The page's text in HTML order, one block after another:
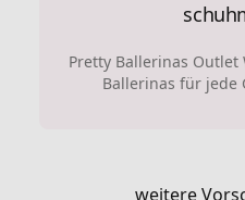
Pretty Ballerinas Outlet
Ballerinas für jede
weitere